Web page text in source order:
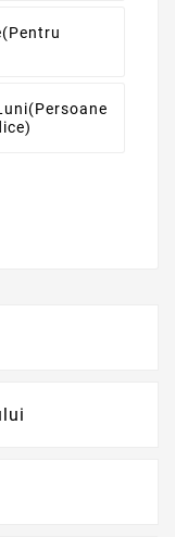
(pentru
(persoane